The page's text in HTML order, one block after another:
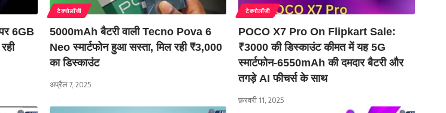
6GB
टेक्नोलॉजी
5000mAh बैटरी वाली Tecno Pova 6
Neo स्मार्टफोन हुआ सस्ता, मिल रही ₹3,000
का डिस्काउंट
अप्रैल 7, 2025
टेक्नोलॉजी
POCO X7 Pro On Flipkart Sale:
₹3000 की डिस्काउंट कीमत में यह 5G
स्मार्टफोन-6550mAh की दमदार बैटरी और
तगड़े AI फीचर्स के साथ
फ़रवरी 11, 2025